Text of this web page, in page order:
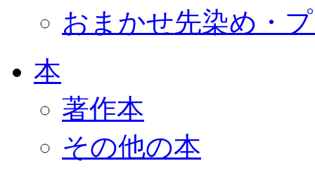
おまかせ先染め・
本
著作本
その他の本